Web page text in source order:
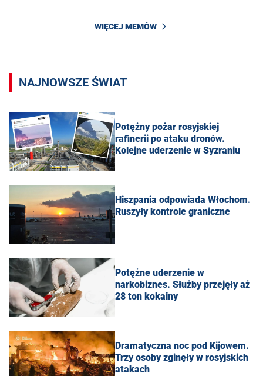
WIĘCEJ MEMÓW
NAJNOWSZE ŚWIAT
Potężny pożar rosyjskiej
rafinerii po ataku dronów.
Kolejne uderzenie w Syzraniu
Hiszpania odpowiada Włochom.
Ruszyły kontrole graniczne
Potężne uderzenie w
narkobiznes. Służby przejęły aż
28 ton kokainy
Dramatyczna noc pod Kijowem.
Trzy osoby zginęły w rosyjskich
atakach